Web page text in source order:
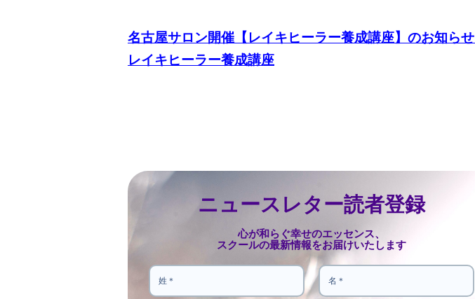
名古屋サロン開催【レイキヒーラー養成講座】のお知らせ
レイキヒーラー養成講座
ニュースレター読者登録
心が和らぐ幸せのエッセンス、
スクールの最新情報をお届けいたします